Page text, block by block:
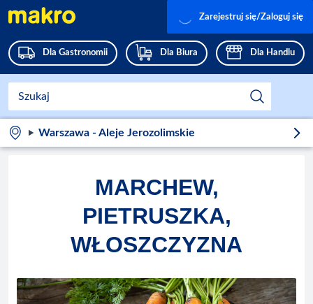
Dla Gastronomii Dla Biura Dla Handlu
Zarejestruj się/Zaloguj się
Warszawa - Aleje Jerozolimskie
MARCHEW,
PIETRUSZKA,
WŁOSZCZYZNA